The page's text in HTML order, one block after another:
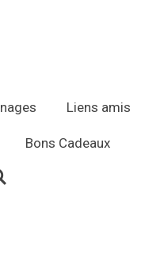
Liens amis
Bons Cadeaux